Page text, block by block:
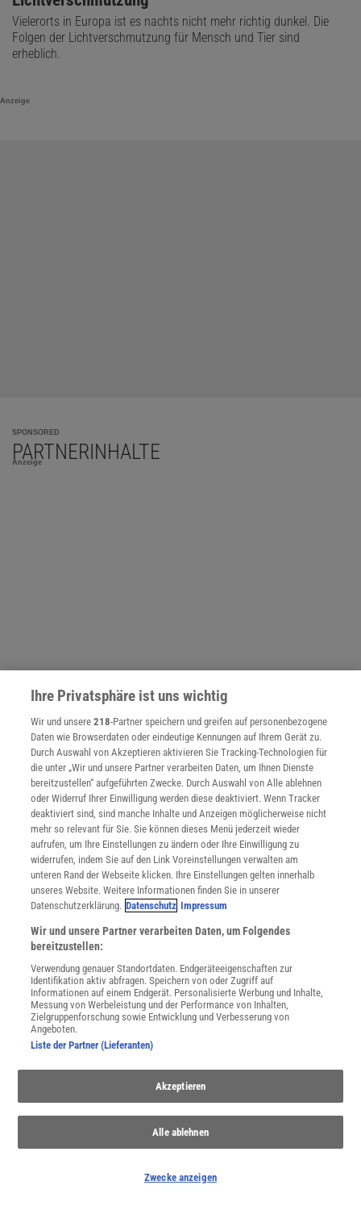
Vielerorts in Europa ist es nachts nicht mehr richtig dunkel. Die
Folgen der Lichtverschmutzung für Mensch und Tier sind
erheblich.
Anzeige
SPONSORED
PARTNERINHALTE
Anzeige
NACH OBEN
Für Sie im Spektrum-Shop und am Kiosk:
Spektrum.de-Newsletter abonnieren
JETZT ANMELDEN!
Newsletter
Ihre Privatsphäre ist uns wichtig
Wir und unsere218-Partner speichern und greifen auf personenbezogene
Daten wie Browserdaten oder eindeutige Kennungen auf Ihrem Gerät zu.
Durch Auswahl von Akzeptieren aktivieren Sie Tracking-Technologien für
die unter „Wir und unsere Partner verarbeiten Daten, um Ihnen Dienste
bereitzustellen“ aufgeführten Zwecke. Durch Auswahl von Alle ablehnen
oder Widerruf Ihrer Einwilligung werden diese deaktiviert. Wenn Tracker
deaktiviert sind, sind manche Inhalte und Anzeigen möglicherweise nicht
mehr so relevant für Sie. Sie können dieses Menü jederzeit wieder
aufrufen, um Ihre Einstellungen zu ändern oder Ihre Einwilligung zu
widerrufen, indem Sie auf den Link Voreinstellungen verwalten am
unteren Rand der Webseite klicken. Ihre Einstellungen gelten innerhalb
unseres Website. Weitere Informationen finden Sie in unserer
Datenschutzerklärung. Datenschutz Impressum
Wir und unsere Partner verarbeiten Daten, um Folgendes
bereitzustellen:
Verwendung genauer Standortdaten. Endgeräteeigenschaften zur
Identifikation aktiv abfragen. Speichern von oder Zugriff auf
Informationen auf einem Endgerät. Personalisierte Werbung und Inhalte,
Messung von Werbeleistung und der Performance von Inhalten,
Zielgruppenforschung sowie Entwicklung und Verbesserung von
Angeboten.
Liste der Partner (Lieferanten)
Akzeptieren
Alle ablehnen
Zwecke anzeigen